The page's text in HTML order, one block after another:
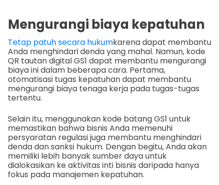
Mengurangi biaya kepatuhan
Tetap patuh secara hukumkarena dapat membantu
Anda menghindari denda yang mahal. Namun, kode
QR tautan digital GS1 dapat membantu mengurangi
biaya ini dalam beberapa cara. Pertama,
otomatisasi tugas kepatuhan dapat membantu
mengurangi biaya tenaga kerja pada tugas-tugas
tertentu.
Selain itu, menggunakan kode batang GS1 untuk
memastikan bahwa bisnis Anda memenuhi
persyaratan regulasi juga membantu menghindari
denda dan sanksi hukum. Dengan begitu, Anda akan
memiliki lebih banyak sumber daya untuk
dialokasikan ke aktivitas inti bisnis daripada hanya
fokus pada manajemen kepatuhan.